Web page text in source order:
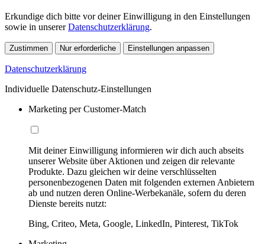
Erkundige dich bitte vor deiner Einwilligung in den Einstellungen
sowie in unsererDatenschutzerklärung.
Zustimmen Nur erforderliche Einstellungen anpassen
Datenschutzerklärung
Individuelle Datenschutz-Einstellungen
Marketing per Customer-Match
Mit deiner Einwilligung informieren wir dich auch abseits
unserer Website über Aktionen und zeigen dir relevante
Produkte. Dazu gleichen wir deine verschlüsselten
personenbezogenen Daten mit folgenden externen Anbietern
ab und nutzen deren Online-Werbekanäle, sofern du deren
Dienste bereits nutzt:
Bing, Criteo, Meta, Google, LinkedIn, Pinterest, TikTok